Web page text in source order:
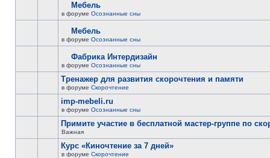
Мебель
в форуме Осознанные сны
Мебель
в форуме Осознанные сны
Фабрика Интердизайн
в форуме Осознанные сны
Тренажер для развития скорочтения и памяти
в форуме Скорочтение
imp-mebeli.ru
в форуме Осознанные сны
Примите участие в бесплатной мастер-группе по
Важная
Курс «Киночтение за 7 дней»
в форуме Скорочтение